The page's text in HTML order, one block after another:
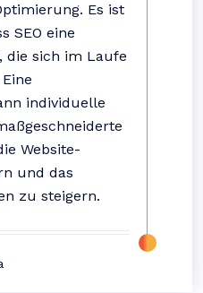
Es ist
SEO eine
die sich im Laufe
individuelle
Website-
und das
zu steigern.